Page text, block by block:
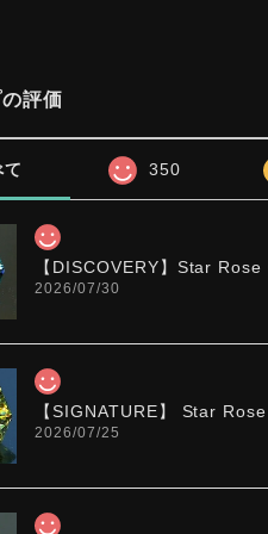
評価
て 350
【DISCOVERY】Star
2026/07/30
【SIGNATURE】 Star
2026/07/25